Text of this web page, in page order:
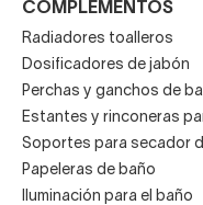
COMPLEMENTOS
Radiadores toalleros
Dosificadores de jabón
Perchas y ganchos de
Estantes y rinconeras
Soportes para secador
Papeleras de baño
Iluminación para el baño